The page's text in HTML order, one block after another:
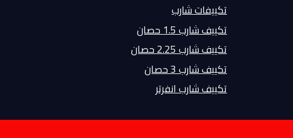
تكييفات شارب
تكييف شارب 1.5 حصان
تكييف شارب 2.25 حصان
تكييف شارب 3 حصان
تكييف شارب انفرتر